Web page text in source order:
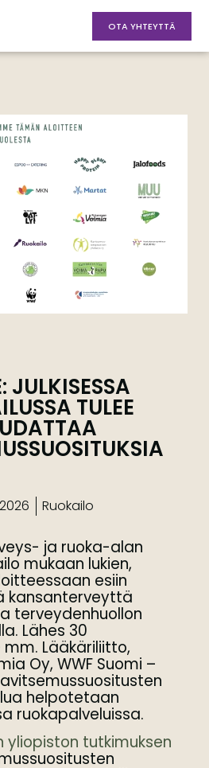
OTA YHTEYTTÄ
JULKISESSA
TULEE
Ruokailo
ja ruoka-alan
mukaan lukien,
esiin
kansanterveyttä
terveydenhuollon
Lähes 30
Lääkäriliitto,
Oy, WWF Suomi –
helpotetaan
ruokapalveluissa.
yliopiston tutkimuksen